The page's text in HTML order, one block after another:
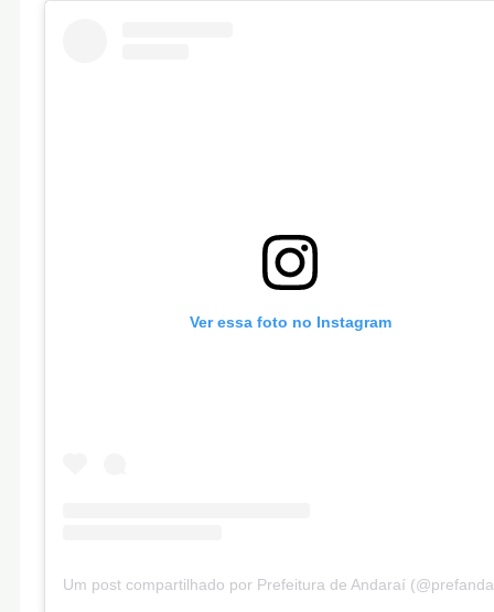
Ver essa foto no Instagram
Um post compartilhado por Prefeitura de Andaraí